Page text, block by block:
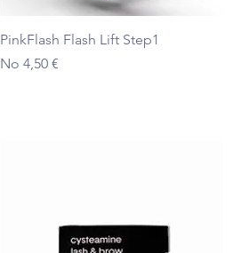
Ātrais skats
PinkFlash Flash Lift Step1
No 4,50 €
Izpārdošanas cena